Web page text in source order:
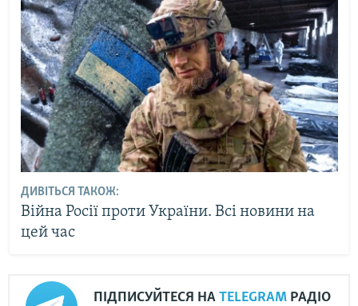
ДИВІТЬСЯ ТАКОЖ:
Війна Росії проти України. Всі новини на
цей час
ПІДПИСУЙТЕСЯ НА TELEGRAM РАДІО